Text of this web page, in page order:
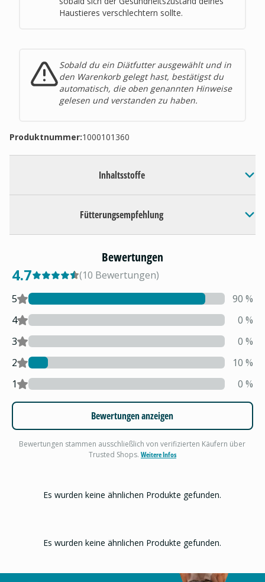
Haustieres verschlechtern sollte.
Sobald du ein Diätfutter ausgewählt und in
den Warenkorb gelegt hast, bestätigst du
automatisch, die oben genannten Hinweise
gelesen und verstanden zu haben.
Produktnummer:1000101360
Inhaltsstoffe
Fütterungsempfehlung
Bewertungen
4.7 (10 Bewertungen)
5
90 %
4
0 %
3
0 %
2
10 %
1
0 %
Bewertungen anzeigen
Bewertungen stammen ausschließlich von verifizierten Käufern über
Trusted Shops. Weitere Infos
Es wurden keine ähnlichen Produkte gefunden.
Es wurden keine ähnlichen Produkte gefunden.